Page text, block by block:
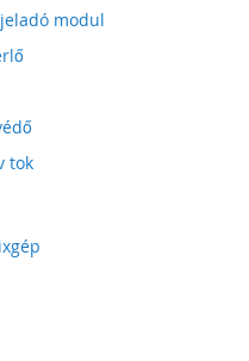
modul
tok